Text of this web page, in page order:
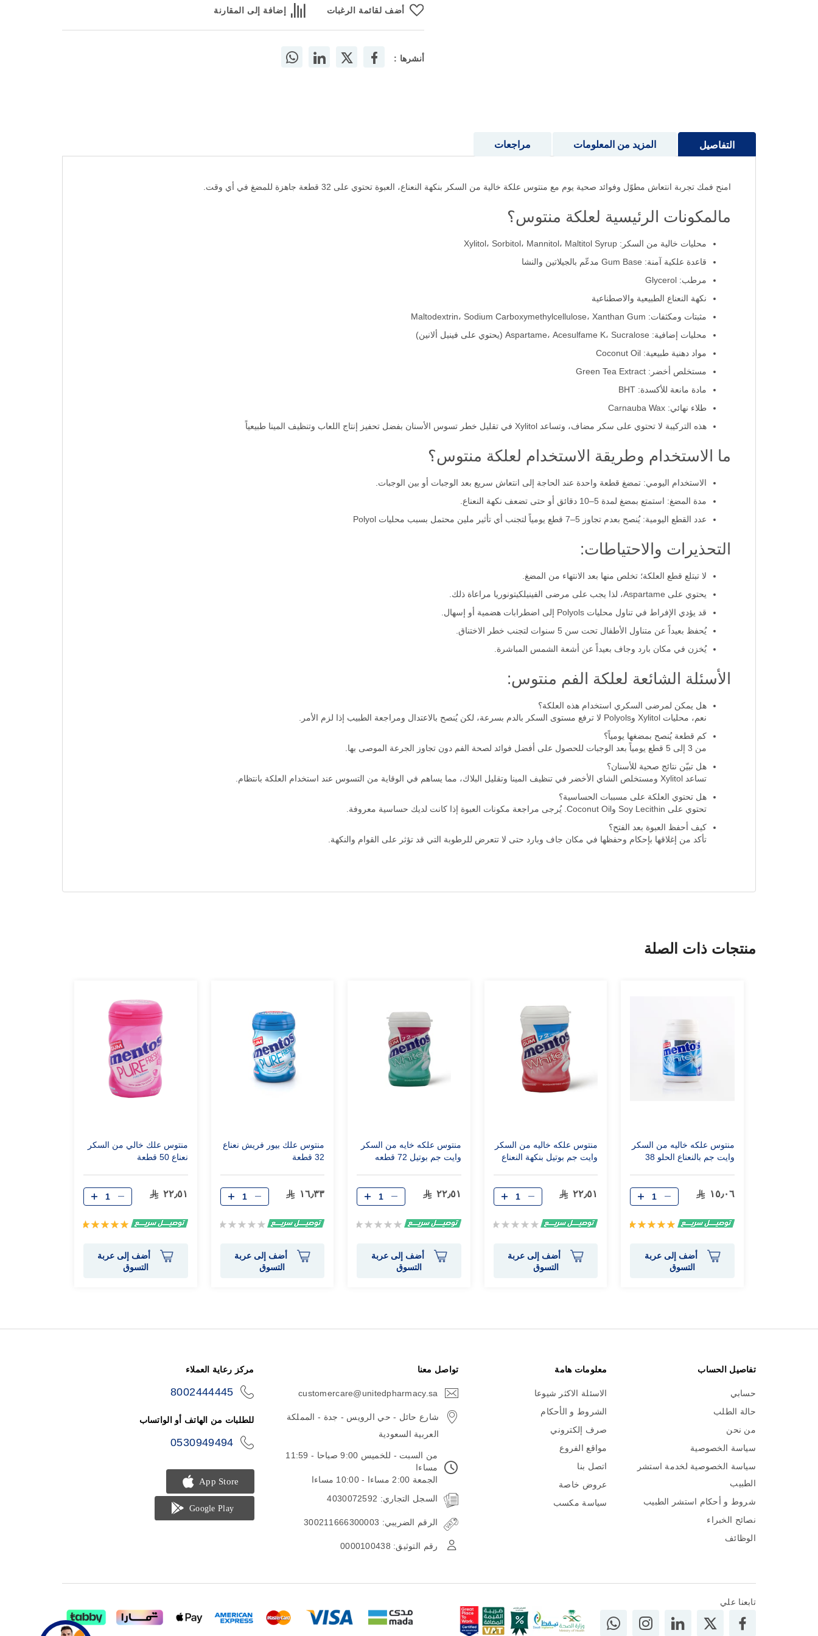
أضف لقائمة الرغبات إضافة إلى المقارنة
أنشرها :
التفاصيل
امنح فمك تجربة انتعاش مطوّل وفوائد صحية يوم مع منتوس علكة خالية من السكر بنكهة النعناع، العبوة تحتوي على 32 قطعة جاهزة للمضغ في أي وقت.
مالمكونات الرئيسية لعلكة منتوس؟
محليات خالية من السكر: Xylitol، Sorbitol، Mannitol، Maltitol Syrup
قاعدة علكية آمنة: Gum Base مدعّم بالجيلاتين والنشا
مرطب: Glycerol
نكهة النعناع الطبيعية والاصطناعية
مثبتات ومكثفات: Maltodextrin، Sodium Carboxymethylcellulose، Xanthan Gum
محليات إضافية: Aspartame، Acesulfame K، Sucralose (يحتوي على فينيل ألانين)
مواد دهنية طبيعية: Coconut Oil
مستخلص أخضر: Green Tea Extract
مادة مانعة للأكسدة: BHT
طلاء نهائي: Carnauba Wax
هذه التركيبة لا تحتوي على سكر مضاف، وتساعد Xylitol في تقليل خطر تسوس الأسنان بفضل تحفيز إنتاج اللعاب وتنظيف المينا طبيعياً
ما الاستخدام وطريقة الاستخدام لعلكة منتوس؟
الاستخدام اليومي: تمضغ قطعة واحدة عند الحاجة إلى انتعاش سريع بعد الوجبات أو بين الوجبات.
مدة المضغ: استمتع بمضغ لمدة 5–10 دقائق أو حتى تضعف نكهة النعناع.
عدد القطع اليومية: يُنصح بعدم تجاوز 5–7 قطع يومياً لتجنب أي تأثير ملين محتمل بسبب محليات Polyol
التحذيرات والاحتياطات:
لا تبتلع قطع العلكة؛ تخلص منها بعد الانتهاء من المضغ.
يحتوي على Aspartame، لذا يجب على مرضى الفينيلكيتونوريا مراعاة ذلك.
قد يؤدي الإفراط في تناول محليات Polyols إلى اضطرابات هضمية أو إسهال.
يُحفظ بعيداً عن متناول الأطفال تحت سن 5 سنوات لتجنب خطر الاختناق.
يُخزن في مكان بارد وجاف بعيداً عن أشعة الشمس المباشرة.
الأسئلة الشائعة لعلكة الفم منتوس:
هل يمكن لمرضى السكري استخدام هذه العلكة؟
نعم، محليات Xylitol وPolyols لا ترفع مستوى السكر بالدم بسرعة، لكن يُنصح بالاعتدال ومراجعة الطبيب إذا لزم الأمر.
كم قطعة يُنصح بمضغها يومياً؟
من 3 إلى 5 قطع يومياً بعد الوجبات للحصول على أفضل فوائد لصحة الفم دون تجاوز الجرعة الموصى بها.
هل تبيّن نتائج صحية للأسنان؟
تساعد Xylitol ومستخلص الشاي الأخضر في تنظيف المينا وتقليل البلاك، مما يساهم في الوقاية من التسوس عند استخدام العلكة بانتظام.
هل تحتوي العلكة على مسببات الحساسية؟
تحتوي على Soy Lecithin وCoconut Oil. يُرجى مراجعة مكونات العبوة إذا كانت لديك حساسية معروفة.
كيف أحفظ العبوة بعد الفتح؟
تأكد من إغلاقها بإحكام وحفظها في مكان جاف وبارد حتى لا تتعرض للرطوبة التي قد تؤثر على القوام والنكهة.
المزيد من المعلومات مراجعات
منتجات ذات الصلة
منتوس علكه خاليه من السكر
وايت جم بالنعناع الحلو 38
١٥٫٠٦
تقييم:
أضف إلى عربة
التسوق
منتوس علكه خاليه من السكر
وايت جم بوتيل بنكهة النعناع
٢٢٫٥١
Rating:
أضف إلى عربة
التسوق
منتوس علكه خايه من السكر
وايت جم بوتيل 72 قطعه
٢٢٫٥١
Rating:
أضف إلى عربة
التسوق
منتوس علك بيور فريش نعناع
32 قطعة
١٦٫٣٣
Rating:
أضف إلى عربة
التسوق
منتوس علك خالي من السكر
نعناع 50 قطعة
٢٢٫٥١
تقييم:
أضف إلى عربة
التسوق
تفاصيل الحساب
حسابي
حالة الطلب
من نحن
سياسة الخصوصية
سياسة الخصوصية لخدمة استشر
الطبيب
شروط و أحكام استشر الطبيب
نصائح الخبراء
الوظائف
معلومات هامة
الاسئلة الاكثر شيوعا
الشروط و الأحكام
صرف إلكتروني
مواقع الفروع
اتصل بنا
عروض خاصة
سياسة مكسب
تواصل معنا
customercare@unitedpharmacy.sa
شارع حائل - حي الرويس - جدة - المملكة
العربية السعودية
من السبت - للخميس 9:00 صباحا - 11:59
مساءا
الجمعة 2:00 مساءا - 10:00 مساءا
السجل التجاري: 4030072592
الرقم الضريبي: 300211666300003
رقم التوثيق: 0000100438
مركز رعاية العملاء
8002444445
للطلبات من الهاتف أو الواتساب
0530949494
تابعنا علي